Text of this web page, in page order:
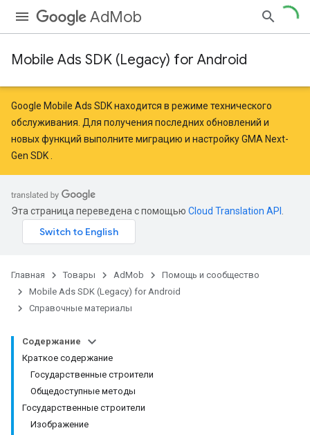
AdMob
Mobile Ads SDK (Legacy) for Android
Google Mobile Ads SDK находится в режиме технического
обслуживания. Для получения последних обновлений и
новых функций выполните миграцию и настройку GMA Next-
Gen SDK
Эта страница переведена с помощью Cloud Translation API
Главная Товары AdMob
Помощь и сообщество
Mobile Ads SDK (Legacy) for Android
Справочные материалы
Содержание
Краткое содержание
Государственные строители
Общедоступные методы
Государственные строители
Изображение